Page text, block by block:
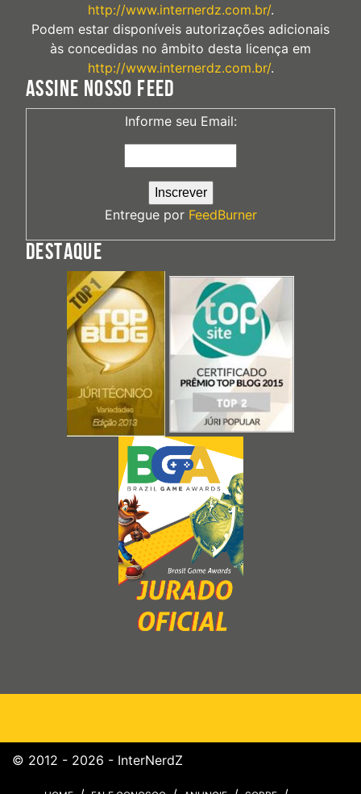
http://www.internerdz.com.br/.
Podem estar disponíveis autorizações adicionais
às concedidas no âmbito desta licença em
http://www.internerdz.com.br/.
ASSINE NOSSO FEED
Informe seu Email:
Entregue por FeedBurner
DESTAQUE
© 2012 - 2026 - InterNerdZ